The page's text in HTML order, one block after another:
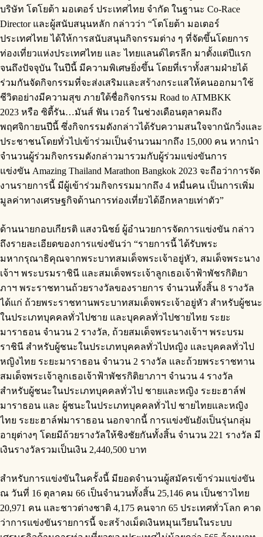
บริษัท โตโยต้า มอเตอร์ ประเทศไทย จำกัด ในฐานะ Co-Race
Director และผู้สนับสนุนหลัก กล่าวว่า “โตโยต้า มอเตอร์
ประเทศไทย ได้ให้การสนับสนุนกิจกรรมต่าง ๆ ที่จัดขึ้นโดยการ
ท่องเที่ยวแห่งประเทศไทย และ ไทยแลนด์ไตรลีก มาตั้งแต่ปีแรก
จนถึงปัจจุบัน ในปีนี้ มีความพิเศษยิ่งขึ้น โดยที่เราทั้งสามฝ่ายได้
ร่วมกันจัดกิจกรรมที่จะส่งเสริมและสร้างกระแสให้คนออกมาใช้
ชีวิตอย่างมีความสุข ภายใต้ชื่อกิจกรรม Road to ATMBKK
2023 หรือ ซิตี้รัน…มันส์ ฟัน เวอร์ ในช่วงเดือนตุลาคมถึง
พฤศจิกายนปีนี้ ซึ่งกิจกรรมดังกล่าวได้รับความสนใจจากนักวิ่งและ
ประชาชนโดยทั่วไปเข้าร่วมเป็นจำนวนมากถึง 15,000 คน หากนำ
จำนวนผู้ร่วมกิจกรรมดังกล่าวมารวมกับผู้ร่วมแข่งขันการ
แข่งขัน Amazing Thailand Marathon Bangkok 2023 จะถือว่าการจัด
งานรายการนี้ มีผู้เข้าร่วมกิจกรรมมากถึง 4 หมื่นคน เป็นการเพิ่ม
มูลค่าทางเศรษฐกิจด้านการท่องเที่ยวได้อีกหลายเท่าตัว”
ด้านนายกอบเกียรติ แสงวนิชย์ ผู้อำนวยการจัดการแข่งขัน กล่าว
ถึงรายละเอียดของการแข่งขันว่า “รายการนี้ ได้รับพระ
มหากรุณาธิคุณจากพระบาทสมเด็จพระเจ้าอยู่หัว, สมเด็จพระนาง
เจ้าฯ พระบรมราชินี และสมเด็จพระเจ้าลูกเธอเจ้าฟ้าพัชรกิติยา
ภาฯ พระราชทานถ้วยรางวัลของรายการ จำนวนทั้งสิ้น 8 รางวัล
ได้แก่ ถ้วยพระราชทานพระบาทสมเด็จพระเจ้าอยู่หัว สำหรับผู้ชนะ
ในประเภทบุคคลทั่วไปชาย และบุคคลทั่วไปชายไทย ระยะ
มาราธอน จำนวน 2 รางวัล, ถ้วยสมเด็จพระนางเจ้าฯ พระบรม
ราชินี สำหรับผู้ชนะในประเภทบุคคลทั่วไปหญิง และบุคคลทั่วไป
หญิงไทย ระยะมาราธอน จำนวน 2 รางวัล และถ้วยพระราชทาน
สมเด็จพระเจ้าลูกเธอเจ้าฟ้าพัชรกิติยาภาฯ จำนวน 4 รางวัล
สำหรับผู้ชนะในประเภทบุคคลทั่วไป ชายและหญิง ระยะฮาล์ฟ
มาราธอน และ ผู้ชนะในประเภทบุคคลทั่วไป ชายไทยและหญิง
ไทย ระยะฮาล์ฟมาราธอน นอกจากนี้ การแข่งขันยังเป็นรุ่นกลุ่ม
อายุต่างๆ โดยมีถ้วยรางวัลให้ชิงชัยกันทั้งสิ้น จำนวน 221 รางวัล มี
เงินรางวัลรวมเป็นเงิน 2,440,500 บาท
สำหรับการแข่งขันในครั้งนี้ มียอดจำนวนผู้สมัครเข้าร่วมแข่งขัน
ณ วันที่ 16 ตุลาคม 66 เป็นจำนวนทั้งสิ้น 25,146 คน เป็นชาวไทย
20,971 คน และชาวต่างชาติ 4,175 คนจาก 65 ประเทศทั่วโลก คาด
ว่าการแข่งขันรายการนี้ จะสร้างเม็ดเงินหมุนเวียนในระบบ